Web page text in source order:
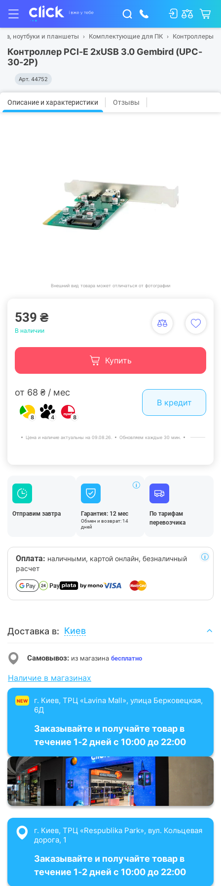
ноутбуки и планшеты Комплектующие для ПК Контроллеры
Контроллер PCI-E 2xUSB 3.0 Gembird (UPC-
30-2P)
Арт. 44752
Описание и характеристики Отзывы
Внешний вид товара может отличаться от фотографии
539 ₴
В наличии
Купить
от 68 ₴ / мес
8 4 8
В кредит
Цена и наличие актуальны на 09.08.26. Обновляем каждые 30 мин.
Отправим завтра Гарантия: 12 мес
Обмен и возврат: 14
дней
По тарифам
перевозчика
Оплата: наличными, картой онлайн, безналичный
расчет
Доставка в: Киев
Самовывоз: из магазина бесплатно
Наличие в магазинах
NEW
г. Киев, ТРЦ «Lavina Mall», улица Берковецкая,
6Д
Заказывайте и получайте товар в
течение 1-2 дней с 10:00 до 22:00
г. Киев, ТРЦ «Respublika Park», вул. Кольцевая
дорога, 1
Заказывайте и получайте товар в
течение 1-2 дней с 10:00 до 22:00